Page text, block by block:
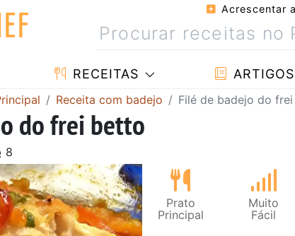
Acrescentar
RECEITAS ARTIGOS
Receita com badejo Filé de badejo do
do frei betto
Prato
Principal
Muito
Fácil